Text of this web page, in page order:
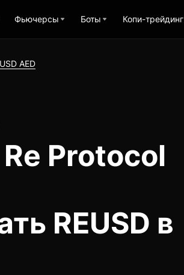
Фьючерсы Боты Копи-трейдинг
AED
Protocol
REUSD в